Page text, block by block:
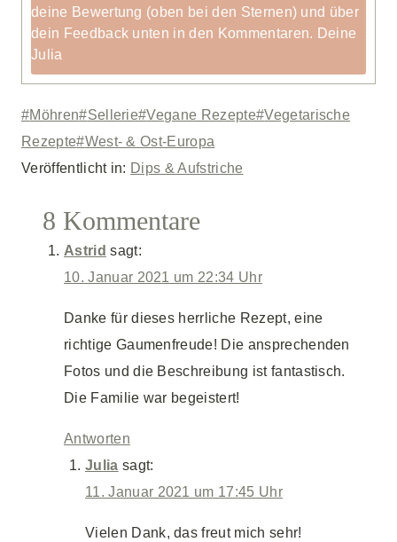
deine Bewertung (oben bei den Sternen) und über
dein Feedback unten in den Kommentaren. Deine
Julia
Schlagworte:
#Möhren#Sellerie#Vegane Rezepte#Vegetarische
Rezepte#West- & Ost-Europa
Veröffentlicht in: Dips & Aufstriche
8 Kommentare
Astrid sagt:
10. Januar 2021 um 22:34 Uhr
Danke für dieses herrliche Rezept, eine
richtige Gaumenfreude! Die ansprechenden
Fotos und die Beschreibung ist fantastisch.
Die Familie war begeistert!
Antworten
Julia sagt:
11. Januar 2021 um 17:45 Uhr
Vielen Dank, das freut mich sehr!